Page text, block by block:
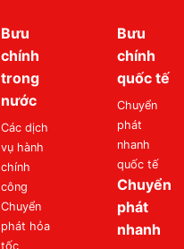
Bưu
chính
trong
nước
Các dịch
vụ hành
chính
công
Chuyển
phát hỏa
tốc
Bưu
chính
quốc tế
Chuyển
phát
nhanh
quốc tế
Chuyển
phát
nhanh